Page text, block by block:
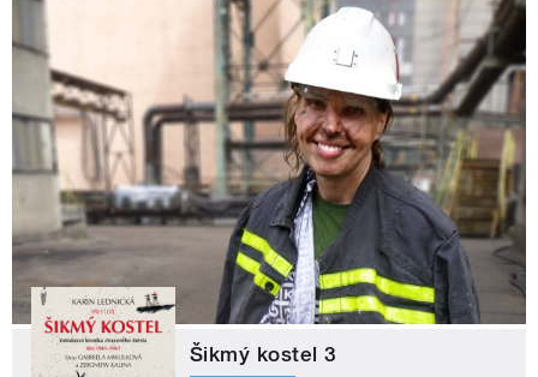
Šikmý kostel 3